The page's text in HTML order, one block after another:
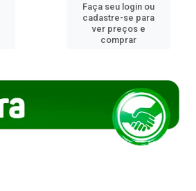
Faça seu login ou
cadastre-se para
ver preços e
comprar